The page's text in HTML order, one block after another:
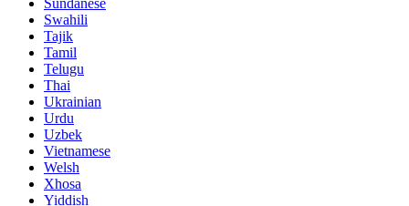
Swahili
Tajik
Tamil
Telugu
Thai
Ukrainian
Urdu
Uzbek
Vietnamese
Welsh
Xhosa
Yiddish